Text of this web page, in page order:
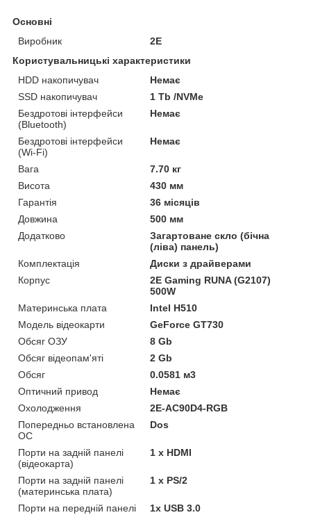
Основні
Виробник
2E
Користувальницькі характеристики
HDD накопичувач
Немає
SSD накопичувач
1 Tb /NVMe
Бездротові інтерфейси
(Bluetooth)
Немає
Бездротові інтерфейси
(Wi-Fi)
Немає
Вага
7.70 кг
Висота
430 мм
Гарантія
36 місяців
Довжина
500 мм
Додатково
Загартоване скло (бічна
(ліва) панель)
Комплектація
Диски з драйверами
Корпус
2E Gaming RUNA (G2107)
500W
Материнська плата
Intel H510
Модель відеокарти
GeForce GT730
Обсяг ОЗУ
8 Gb
Обсяг відеопам'яті
2 Gb
Обсяг
0.0581 м3
Оптичний привод
Немає
Охолодження
2E-AC90D4-RGB
Попередньо встановлена
ОС
Dos
Порти на задній панелі
(відеокарта)
1 x HDMI
Порти на задній панелі
(материнська плата)
1 x PS/2
Порти на передній панелі
1x USB 3.0